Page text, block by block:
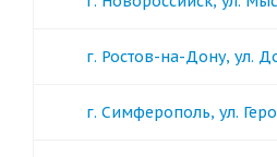
г. Ростов-на-Дону, ул.
г. Симферополь, ул.